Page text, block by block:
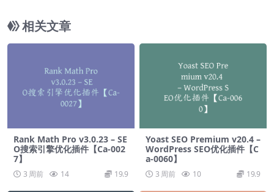
相关文章
Rank Math Pro v3.0.23 – SE
O搜索引擎优化插件【Ca-002
7】
3 周前 14 19.9
Yoast SEO Premium v​​20.4 –
WordPress SEO优化插件【C
a-0060】
3 周前 10 19.9